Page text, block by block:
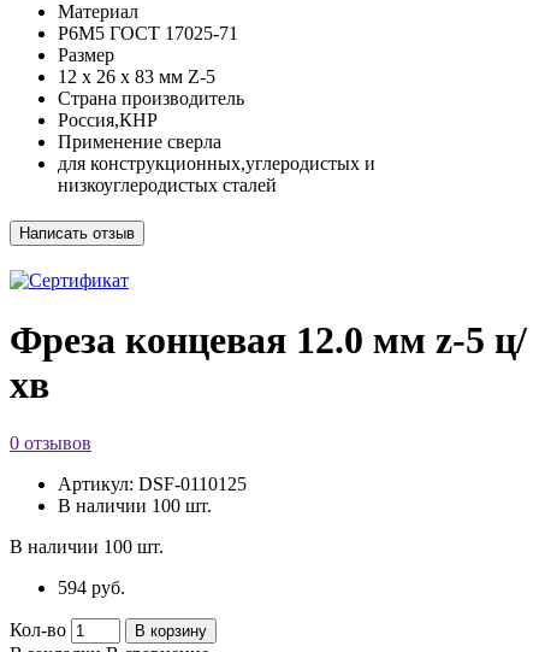
Материал
Р6М5 ГОСТ 17025-71
Размер
12 х 26 х 83 мм Z-5
Страна производитель
Россия,КНР
Применение сверла
для конструкционных,углеродистых и
низкоуглеродистых сталей
Фреза концевая 12.0 мм z-5 ц/
хв
0 отзывов
Артикул: DSF-0110125
В наличии 100 шт.
В наличии 100 шт.
594 руб.
Кол-во В корзину